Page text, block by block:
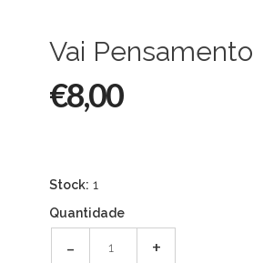
Vai Pensamento
€8,00
Stock: 1
Quantidade
- +